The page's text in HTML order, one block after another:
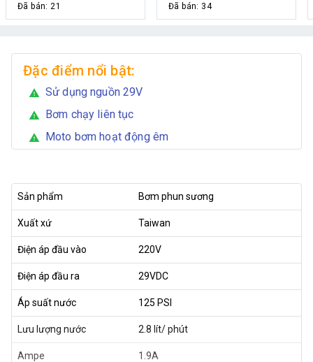
Đã bán: 21 Đã bán: 34
Đặc điểm nổi bật:
warning Sử dụng nguồn 29V
warning Bơm chạy liên tục
warning Moto bơm hoạt động êm
Sản phẩm Bơm phun sương
Xuất xứ Taiwan
Điện áp đầu vào 220V
Điện áp đầu ra 29VDC
Áp suất nước 125 PSI
Lưu lượng nước 2.8 lít/ phút
Ampe 1.9A